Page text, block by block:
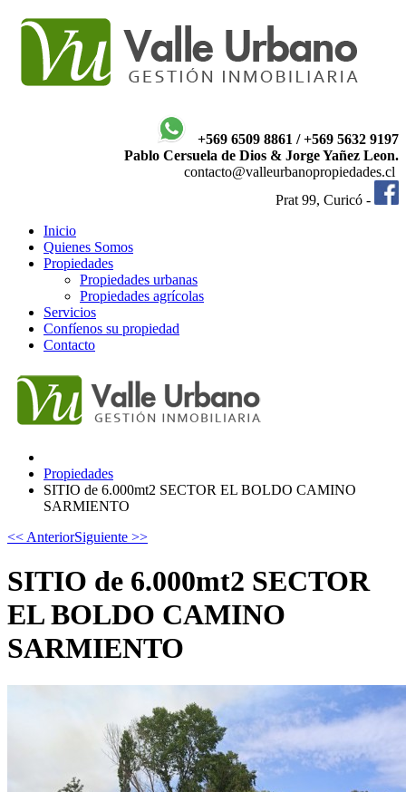
+569 6509 8861 / +569 5632 9197
Pablo Cersuela de Dios & Jorge Yañez Leon.
contacto@valleurbanopropiedades.cl
Prat 99, Curicó -
Inicio
Quienes Somos
Propiedades
Propiedades urbanas
Propiedades agrícolas
Servicios
Confíenos su propiedad
Contacto
Propiedades
SITIO de 6.000mt2 SECTOR EL BOLDO CAMINO
SARMIENTO
<< AnteriorSiguiente >>
SITIO de 6.000mt2 SECTOR
EL BOLDO CAMINO
SARMIENTO